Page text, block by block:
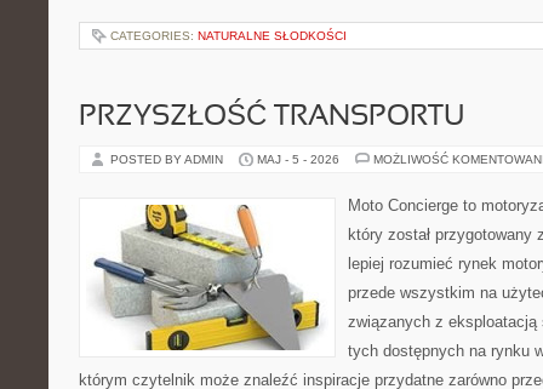
CATEGORIES: NATURALNE SŁODKOŚCI
PRZYSZŁOŚĆ TRANSPORTU
POSTED BY ADMIN MAJ - 5 - 2026 MOŻLIWOŚĆ
Moto Concierge to
który został
lepiej rozumieć rynek
przede wszystkim na
związanych z eksploatacją
tych dostępnych na rynku
którym czytelnik może znaleźć inspiracje przydatne zarówno